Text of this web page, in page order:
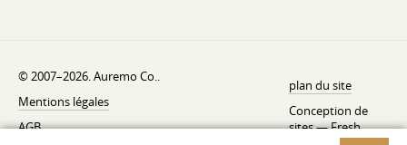
© 2007–2026. Auremo Co..
Mentions légales
AGB
plan du site
Conception de
sites —Fresh